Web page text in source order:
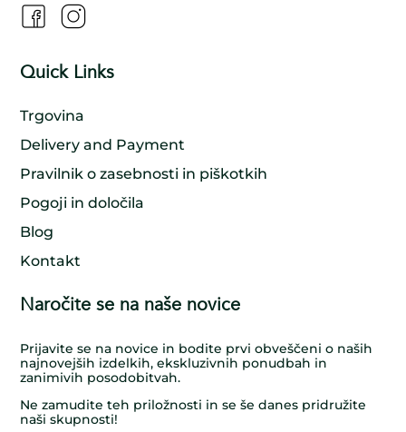
Quick Links
Trgovina
Delivery and Payment
Pravilnik o zasebnosti in piškotkih
Pogoji in določila
Blog
Kontakt
Naročite se na naše novice
Prijavite se na novice in bodite prvi obveščeni o naših
najnovejših izdelkih, ekskluzivnih ponudbah in
zanimivih posodobitvah.
Ne zamudite teh priložnosti in se še danes pridružite
naši skupnosti!